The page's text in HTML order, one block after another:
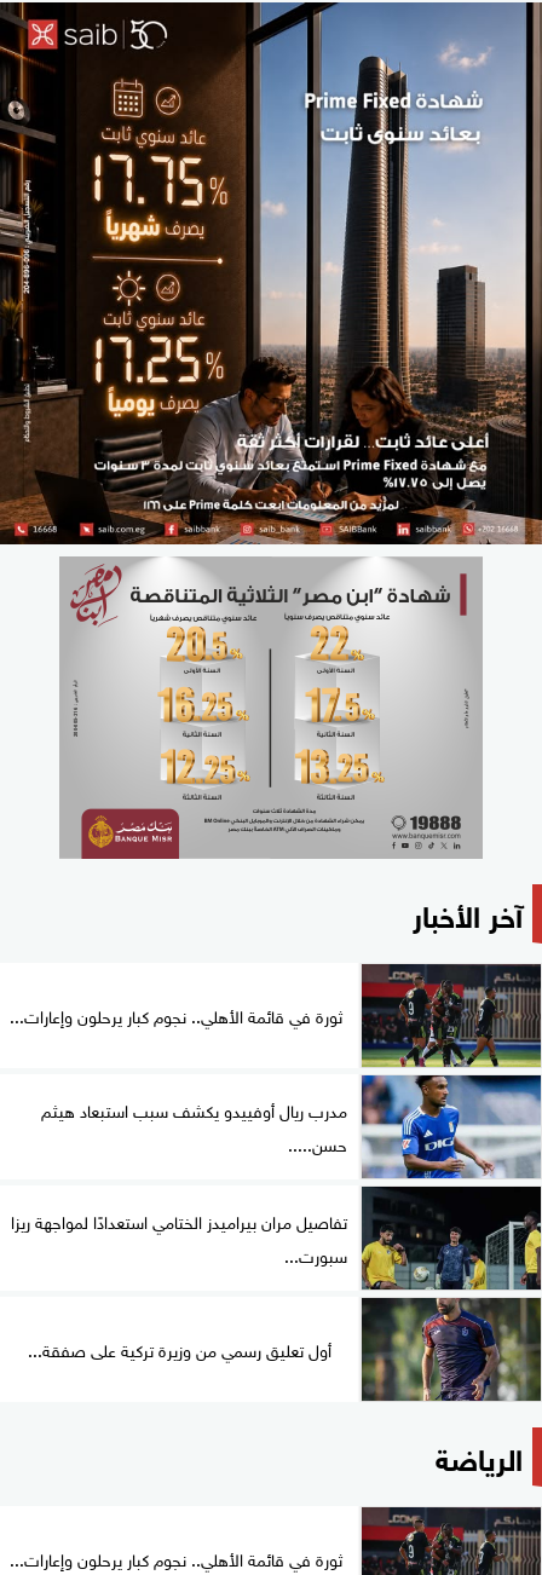
آخر الأخبار
ثورة في قائمة الأهلي.. نجوم كبار يرحلون وإعارات...
مدرب ريال أوفييدو يكشف سبب استبعاد هيثم
حسن.....
تفاصيل مران بيراميدز الختامي استعدادًا لمواجهة ريزا
سبورت...
أول تعليق رسمي من وزيرة تركية على صفقة...
الرياضة
ثورة في قائمة الأهلي.. نجوم كبار يرحلون وإعارات...